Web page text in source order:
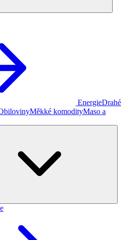
EnergieDrahé
Měkké komodityMaso a